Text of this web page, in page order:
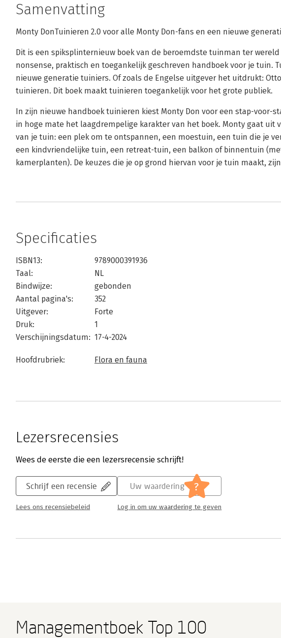
Samenvatting
Monty DonTuinieren 2.0 voor alle Monty Don-fans en een nieuwe
Dit is een spiksplinternieuw boek van de beroemdste tuinman ter wereld
nonsense, praktisch en toegankelijk geschreven handboek voor je tuin.
nieuwe generatie tuiniers. Of zoals de Engelse uitgever het uitdrukt:
tuinieren. Dit boek maakt tuinieren toegankelijk voor het grote publiek.
In zijn nieuwe handboek tuinieren kiest Monty Don voor een stap-voor-
in hoge mate het laagdrempelige karakter van het boek. Monty gaat uit
van je tuin: een plek om te ontspannen, een moestuin, een tuin die je
een kindvriendelijke tuin, een retreat-tuin, een balkon of binnentuin
kamerplanten). De keuzes die je op grond hiervan voor je tuin maakt,
Specificaties
ISBN13:
9789000391936
Taal:
NL
Bindwijze:
gebonden
Aantal pagina's:
352
Uitgever:
Forte
Druk:
1
Verschijningsdatum: 17-4-2024
Hoofdrubriek: Flora en fauna
Lezersrecensies
Wees de eerste die een lezersrecensie schrijft!
Schrijf een recensie
Lees ons recensiebeleid
Uw waardering ?
Log in om uw waardering te geven
Managementboek Top 100